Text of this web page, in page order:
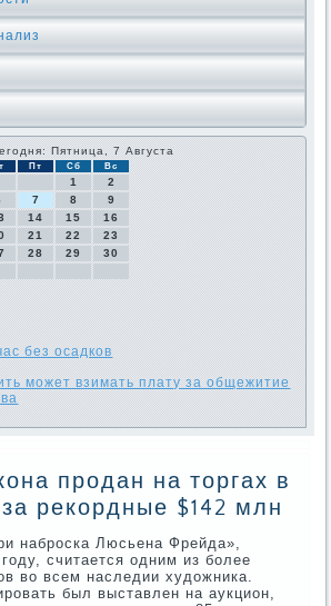
Пятница, 7 Августа
Пт Сб Вс
1
2
7 8
9
14 15
16
21 22
23
28 29
30
без осадков
может взимать плату за общежитие
продан на торгах в
рекордные $142 млн
наброска Люсьена Фрейда»,
считается одним из более
во всем наследии художника.
был выставлен на аукцион,